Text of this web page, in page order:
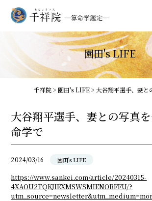
園田's LIFE
千祥院> 園田's LIFE> 大谷翔平選手、妻
大谷翔平選手、妻との写真
命学で
2024/03/16 園田's LIFE
https://www.sankei.com/article/20240315-
4XAOU2TQKJIEXMSWSMIENOBFFU/?